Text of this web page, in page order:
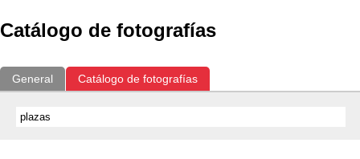
Catálogo de fotografías
General Catálogo de fotografías